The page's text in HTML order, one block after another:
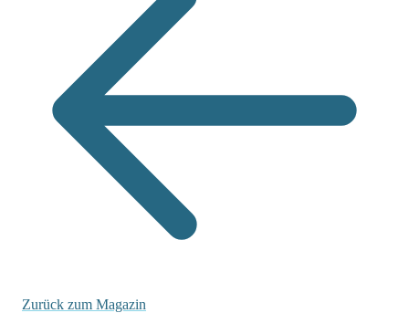
Zurück zum Magazin